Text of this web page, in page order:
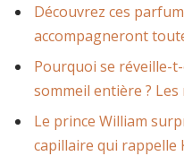
Découvrez ces
accompagneront
Pourquoi se réveille-
sommeil entière ? Les
Le prince William
capillaire qui rappelle